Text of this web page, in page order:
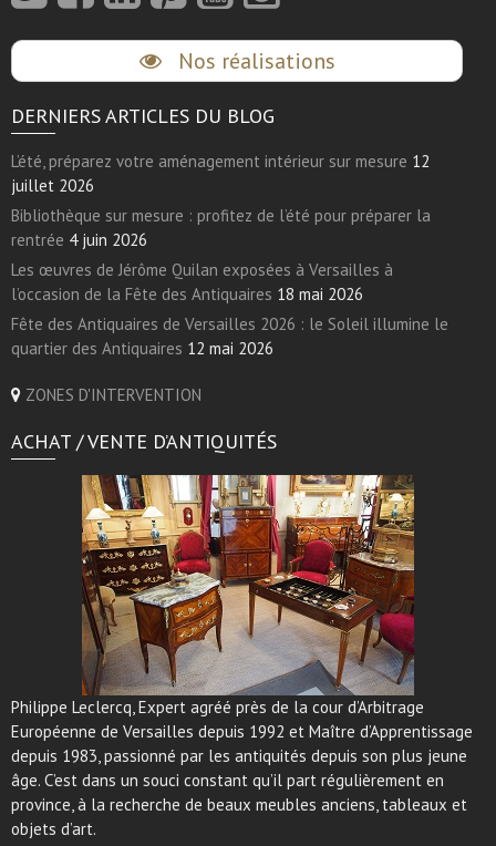
Nos réalisations
DERNIERS ARTICLES DU BLOG
L’été, préparez votre aménagement intérieur sur mesure 12
juillet 2026
Bibliothèque sur mesure : profitez de l’été pour préparer la
rentrée 4 juin 2026
Les œuvres de Jérôme Quilan exposées à Versailles à
l’occasion de la Fête des Antiquaires 18 mai 2026
Fête des Antiquaires de Versailles 2026 : le Soleil illumine le
quartier des Antiquaires 12 mai 2026
ZONES D'INTERVENTION
ACHAT / VENTE D’ANTIQUITÉS
Philippe Leclercq, Expert agréé près de la cour d’Arbitrage
Européenne de Versailles depuis 1992 et Maître d’Apprentissage
depuis 1983, passionné par les antiquités depuis son plus jeune
âge. C’est dans un souci constant qu’il part régulièrement en
province, à la recherche de beaux meubles anciens, tableaux et
objets d’art.